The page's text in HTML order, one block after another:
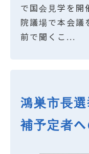
で国会見学を
院議場で本会議
前で聞くこ...
鴻巣市長
補予定者